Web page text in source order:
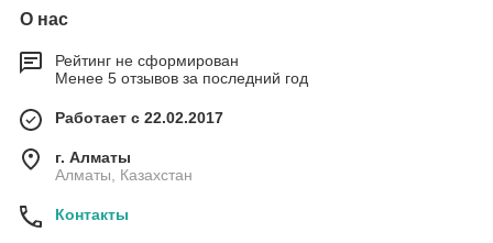
О нас
Рейтинг не сформирован
Менее 5 отзывов за последний год
Работает с 22.02.2017
г. Алматы
Алматы, Казахстан
Контакты